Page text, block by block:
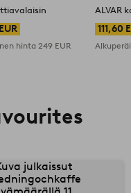
hinta 249 EUR
ALVAR
111,60